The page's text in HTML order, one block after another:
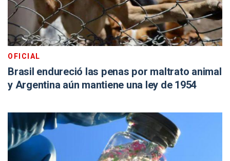
OFICIAL
Brasil endureció las penas por maltrato animal
y Argentina aún mantiene una ley de 1954